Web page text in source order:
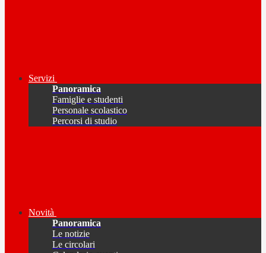
Servizi
Panoramica
Famiglie e studenti
Personale scolastico
Percorsi di studio
Novità
Panoramica
Le notizie
Le circolari